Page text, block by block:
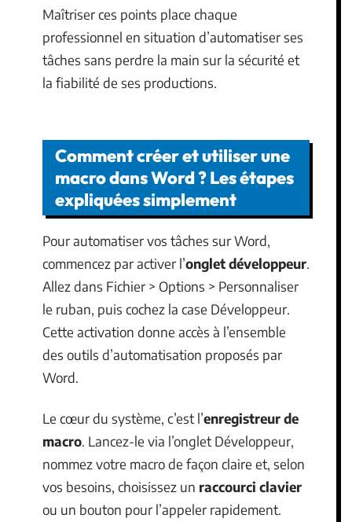
Maîtriser ces points place chaque
professionnel en situation d’automatiser ses
tâches sans perdre la main sur la sécurité et
la fiabilité de ses productions.
Comment créer et utiliser une
macro dans Word ? Les étapes
expliquées simplement
Pour automatiser vos tâches sur Word,
commencez par activer l’onglet développeur.
Allez dans Fichier > Options > Personnaliser
le ruban, puis cochez la case Développeur.
Cette activation donne accès à l’ensemble
des outils d’automatisation proposés par
Word.
Le cœur du système, c’est l’enregistreur de
macro. Lancez-le via l’onglet Développeur,
nommez votre macro de façon claire et, selon
vos besoins, choisissez un raccourci clavier
ou un bouton pour l’appeler rapidement.